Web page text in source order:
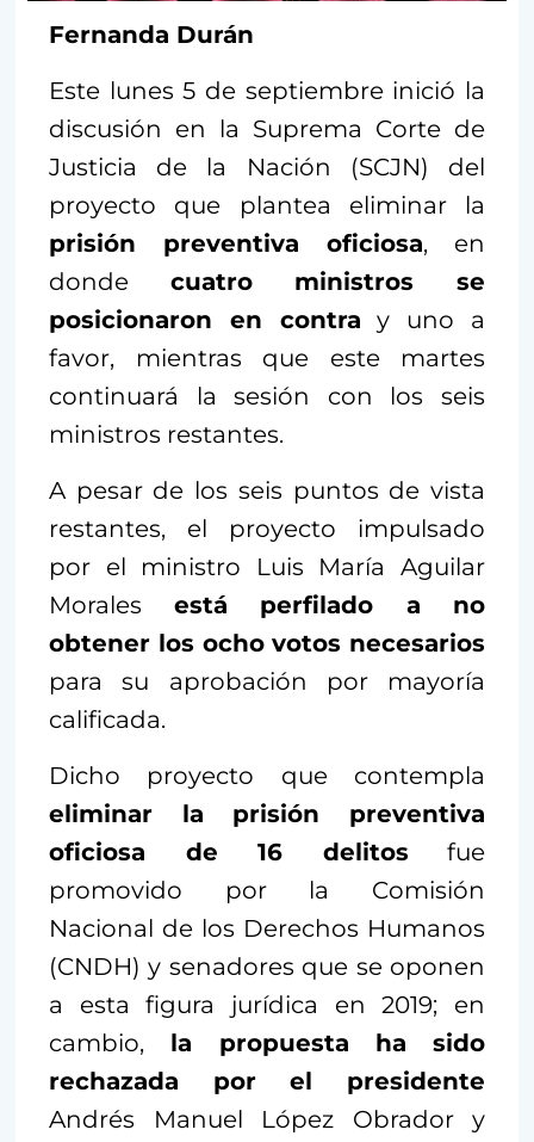
Fernanda Durán
Este lunes 5 de septiembre inició la
discusión en la Suprema Corte de
Justicia de la Nación (SCJN) del
proyecto que plantea eliminar la
prisión preventiva oficiosa, en
donde cuatro ministros se
posicionaron en contra y uno a
favor, mientras que este martes
continuará la sesión con los seis
ministros restantes.
A pesar de los seis puntos de vista
restantes, el proyecto impulsado
por el ministro Luis María Aguilar
Morales está perfilado a no
obtener los ocho votos necesarios
para su aprobación por mayoría
calificada.
Dicho proyecto que contempla
eliminar la prisión preventiva
oficiosa de 16 delitos fue
promovido por la Comisión
Nacional de los Derechos Humanos
(CNDH) y senadores que se oponen
a esta figura jurídica en 2019; en
cambio, la propuesta ha sido
rechazada por el presidente
Andrés Manuel López Obrador y